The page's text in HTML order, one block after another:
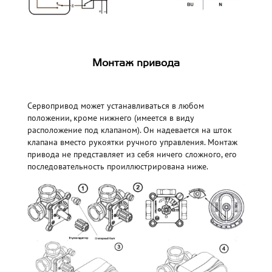
Монтаж привода
Сервопривод может устанавливаться в любом
положении, кроме нижнего (имеется в виду
расположение под клапаном). Он надевается на шток
клапана вместо рукоятки ручного управления. Монтаж
привода не представляет из себя ничего сложного, его
последовательность проиллюстрирована ниже.